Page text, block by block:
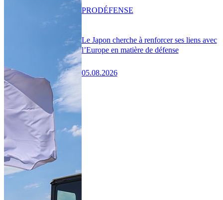
Le Japon cherche à renforcer ses liens avec
l’Europe en matière de défense
05.08.2026
PRODÉFENSE